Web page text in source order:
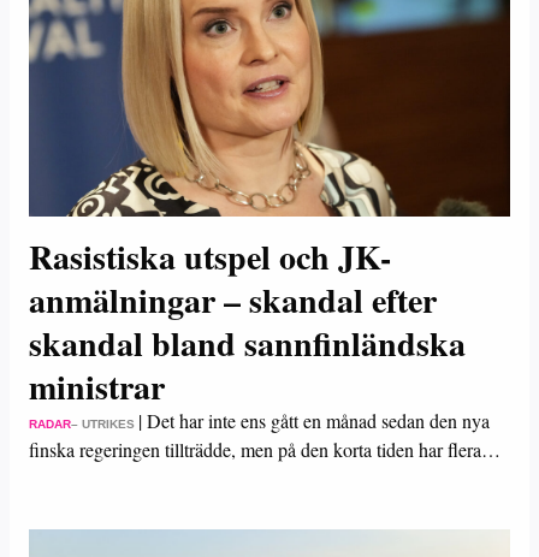
Rasistiska utspel och JK-
anmälningar – skandal efter
skandal bland sannfinländska
ministrar
RADAR– UTRIKES |Det har inte ens gått en månad sedan den nya
finska regeringen tillträdde, men på den korta tiden har flera…